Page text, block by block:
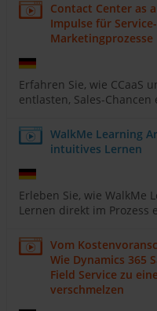
Contact Center as
Impulse für
Marketingprozesse
Erfahren Sie, wie CCaaS
entlasten, Sales-
WalkMe Learning
intuitives Lernen
Erleben Sie, wie WalkMe
Lernen direkt im Prozess
Vom
Wie Dynamics 365
Field Service zu
verschmelzen